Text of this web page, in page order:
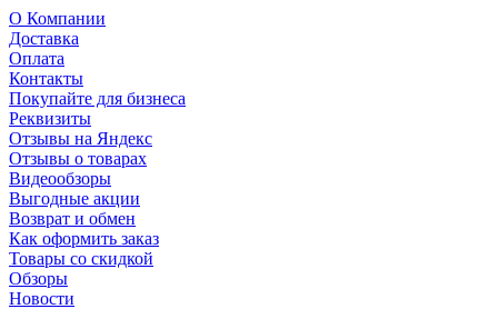
О Компании
Доставка
Оплата
Контакты
Покупайте для бизнеса
Реквизиты
Отзывы на Яндекс
Отзывы о товарах
Видеообзоры
Выгодные акции
Возврат и обмен
Как оформить заказ
Товары со скидкой
Обзоры
Новости